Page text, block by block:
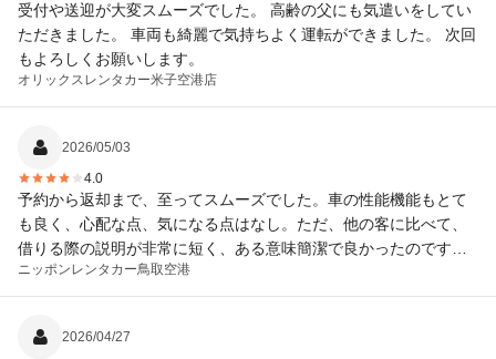
受付や送迎が大変スムーズでした。 高齢の父にも気遣いをしてい
ただきました。 車両も綺麗で気持ちよく運転ができました。 次回
もよろしくお願いします。
オリックスレンタカー米子空港店
2026/05/03
4.0
予約から返却まで、至ってスムーズでした。車の性能機能もとて
も良く、心配な点、気になる点はなし。ただ、他の客に比べて、
借りる際の説明が非常に短く、ある意味簡潔で良かったのです
が、車に乗り込むや否や、そそくさと立ち去ってしまわれまし
た。旅慣れているので問題はなかったのですが、少しきになりま
ニッポンレンタカー鳥取空港
2026/04/27